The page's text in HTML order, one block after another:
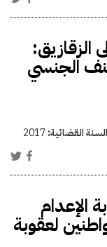
الزقازيق:
الجنسي
القضائية:2017
الإعدام
لعقوبة